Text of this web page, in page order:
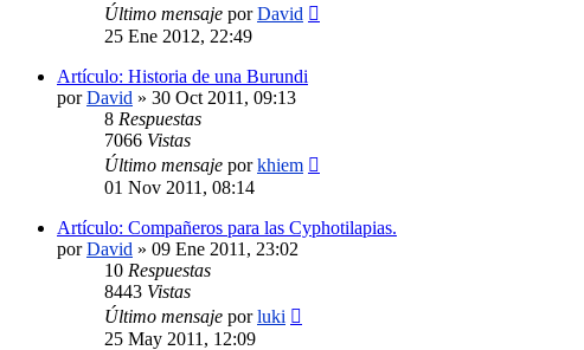
Último mensaje porDavid
25 Ene 2012, 22:49
Artículo: Historia de una Burundi
porDavid » 30 Oct 2011, 09:13
8 Respuestas
7066 Vistas
Último mensaje porkhiem
01 Nov 2011, 08:14
Artículo: Compañeros para las Cyphotilapias.
porDavid » 09 Ene 2011, 23:02
10 Respuestas
8443 Vistas
Último mensaje porluki
25 May 2011, 12:09